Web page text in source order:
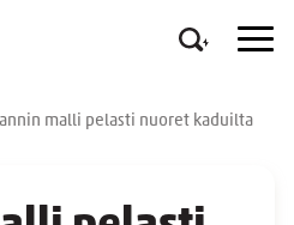
malli pelasti nuoret kaduilta